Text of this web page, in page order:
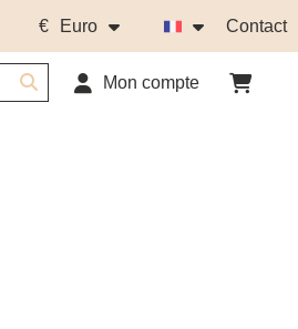
€ Euro Contact
Mon compte